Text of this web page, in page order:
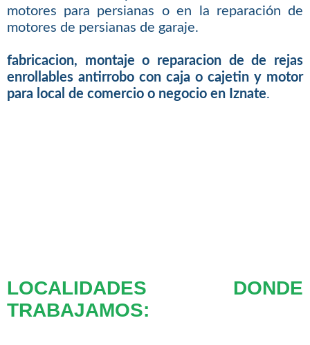
motores para persianas o en la reparación de
motores de persianas de garaje.
fabricacion, montaje o reparacion de de rejas
enrollables antirrobo con caja o cajetin y motor
para local de comercio o negocio en Iznate.
LOCALIDADES DONDE
TRABAJAMOS: